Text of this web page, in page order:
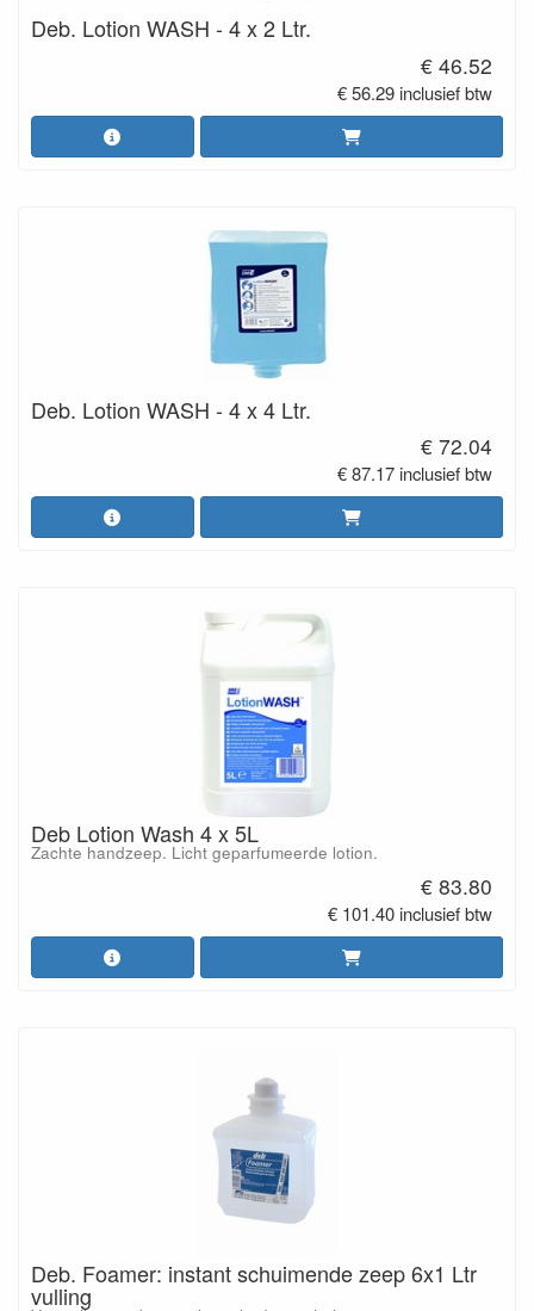
Deb. Lotion WASH - 4 x 2 Ltr.
€ 46.52
€ 56.29 inclusief btw
Deb. Lotion WASH - 4 x 4 Ltr.
€ 72.04
€ 87.17 inclusief btw
Deb Lotion Wash 4 x 5L
Zachte handzeep. Licht geparfumeerde lotion.
€ 83.80
€ 101.40 inclusief btw
Deb. Foamer: instant schuimende zeep 6x1 Ltr
vulling